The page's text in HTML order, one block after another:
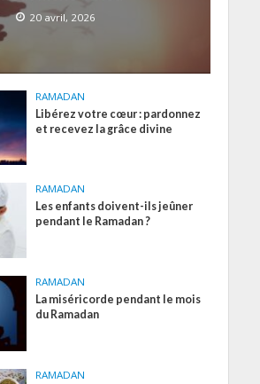
20 avril, 2026
RAMADAN
Libérez votre cœur : pardonnez
et recevez la grâce divine
RAMADAN
Les enfants doivent-ils jeûner
pendant le Ramadan ?
RAMADAN
La miséricorde pendant le mois
du Ramadan
RAMADAN